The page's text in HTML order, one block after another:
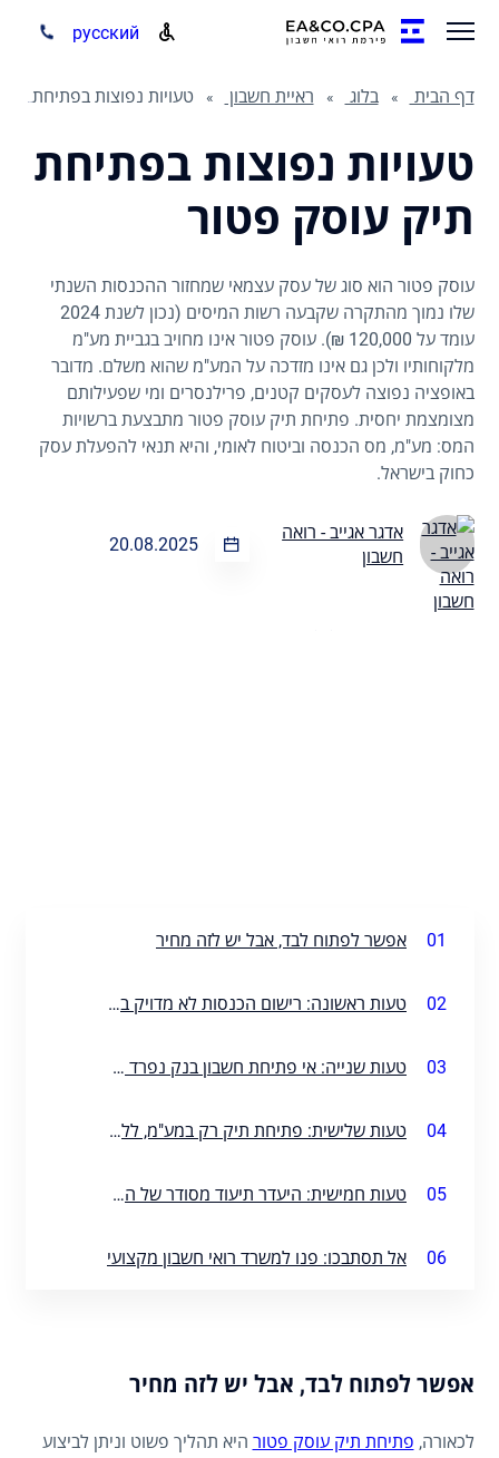
русский
דף הבית בלוג ראיית חשבון טעויות נפוצות בפתיחת תיק עוסק פטור
טעויות נפוצות בפתיחת
תיק עוסק פטור
עוסק פטור הוא סוג של עסק עצמאי שמחזור ההכנסות השנתי
שלו נמוך מהתקרה שקבעה רשות המיסים (נכון לשנת 2024
עומד על 120,000 ₪). עוסק פטור אינו מחויב בגביית מע"מ
מלקוחותיו ולכן גם אינו מזדכה על המע"מ שהוא משלם. מדובר
באופציה נפוצה לעסקים קטנים, פרילנסרים ומי שפעילותם
מצומצמת יחסית. פתיחת תיק עוסק פטור מתבצעת ברשויות
המס: מע"מ, מס הכנסה וביטוח לאומי, והיא תנאי להפעלת עסק
כחוק בישראל.
אדגר אגייב - רואה
חשבון
20.08.2025
01 אפשר לפתוח לבד, אבל יש לזה מחיר
02 טעות ראשונה: רישום הכנסות לא מדויק בטופס הפתיחה
03 טעות שנייה: אי פתיחת חשבון בנק נפרד לעסק
04 טעות שלישית: פתיחת תיק רק במע"מ, ללא השלמה במס הכנסה ובביטוח לאומי
05 טעות חמישית: היעדר תיעוד מסודר של הכנסות והוצאות
06 אל תסתבכו: פנו למשרד רואי חשבון מקצועי
אפשר לפתוח לבד, אבל יש לזה מחיר
לכאורה, פתיחת תיק עוסק פטור היא תהליך פשוט וניתן לביצוע